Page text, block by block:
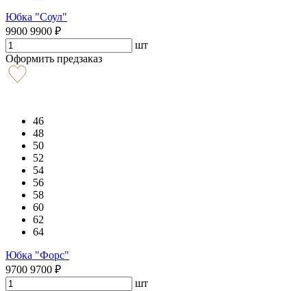
Юбка "Соул"
9900 9900 ₽
шт
Оформить предзаказ
46
48
50
52
54
56
58
60
62
64
Юбка "Форс"
9700 9700 ₽
шт